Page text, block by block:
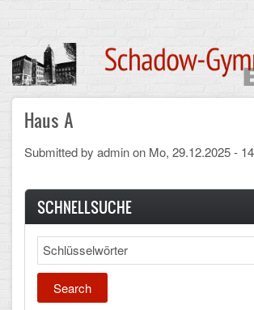
content
Main
navigation
STARTSEITE
UNSERE SCHULE
Infos zum Schulalltag
Was uns wichtig ist
Campus
Sanierung
Haus A
Submitted by adminon Mo, 29.12.2025 -
SCHNELLSUCHE
Search